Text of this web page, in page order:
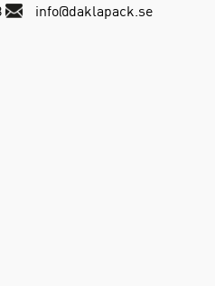
info@daklapack.se